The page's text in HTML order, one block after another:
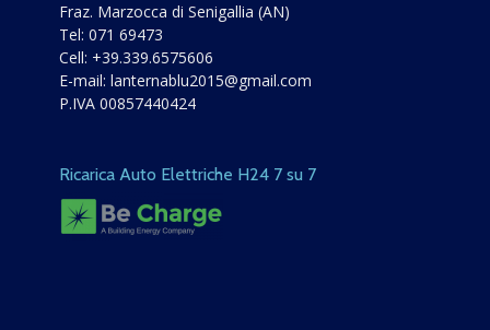
Fraz. Marzocca di Senigallia (AN)
Tel: 071 69473
Cell: +39.339.6575606
E-mail: lanternablu2015@gmail.com
P.IVA 00857440424
Ricarica Auto Elettriche H24 7 su 7